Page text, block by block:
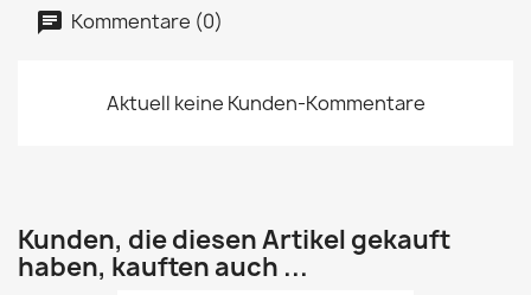
Kommentare (0)
Aktuell keine Kunden-Kommentare
Kunden, die diesen Artikel gekauft
haben, kauften auch ...